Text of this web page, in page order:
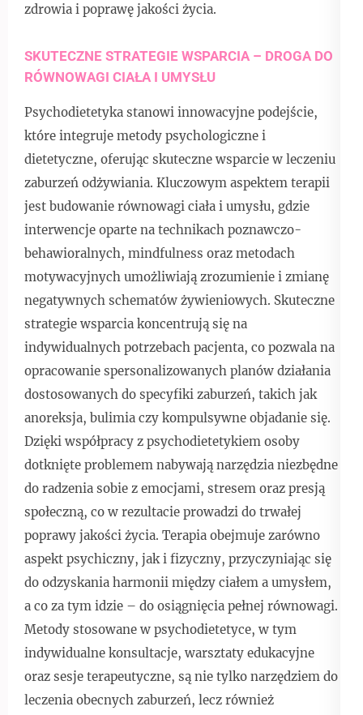
zdrowia i poprawę jakości życia.
SKUTECZNE STRATEGIE WSPARCIA – DROGA DO
RÓWNOWAGI CIAŁA I UMYSŁU
Psychodietetyka stanowi innowacyjne podejście,
które integruje metody psychologiczne i
dietetyczne, oferując skuteczne wsparcie w leczeniu
zaburzeń odżywiania. Kluczowym aspektem terapii
jest budowanie równowagi ciała i umysłu, gdzie
interwencje oparte na technikach poznawczo-
behawioralnych, mindfulness oraz metodach
motywacyjnych umożliwiają zrozumienie i zmianę
negatywnych schematów żywieniowych. Skuteczne
strategie wsparcia koncentrują się na
indywidualnych potrzebach pacjenta, co pozwala na
opracowanie spersonalizowanych planów działania
dostosowanych do specyfiki zaburzeń, takich jak
anoreksja, bulimia czy kompulsywne objadanie się.
Dzięki współpracy z psychodietetykiem osoby
dotknięte problemem nabywają narzędzia niezbędne
do radzenia sobie z emocjami, stresem oraz presją
społeczną, co w rezultacie prowadzi do trwałej
poprawy jakości życia. Terapia obejmuje zarówno
aspekt psychiczny, jak i fizyczny, przyczyniając się
do odzyskania harmonii między ciałem a umysłem,
a co za tym idzie – do osiągnięcia pełnej równowagi.
Metody stosowane w psychodietetyce, w tym
indywidualne konsultacje, warsztaty edukacyjne
oraz sesje terapeutyczne, są nie tylko narzędziem do
leczenia obecnych zaburzeń, lecz również